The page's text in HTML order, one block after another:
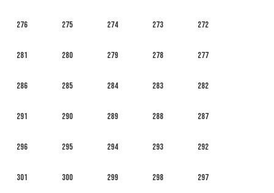
272
273
274
275
276
277
278
279
280
281
282
283
284
285
286
287
288
289
290
291
292
293
294
295
296
297
298
299
300
301